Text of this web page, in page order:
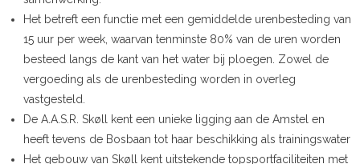
Het betreft een functie met een gemiddelde urenbesteding van
15 uur per week, waarvan tenminste 80% van de uren worden
besteed langs de kant van het water bij ploegen. Zowel de
vergoeding als de urenbesteding worden in overleg
vastgesteld.
De A.A.S.R. Skøll kent een unieke ligging aan de Amstel en
heeft tevens de Bosbaan tot haar beschikking als trainingswater
Het gebouw van Skøll kent uitstekende topsportfaciliteiten met